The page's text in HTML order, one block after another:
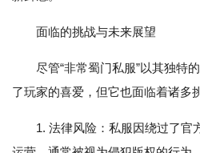
面临的挑战与未来展望
尽管“非常蜀门私服”以其独特
了玩家的喜爱，但它也面临着诸多
1. 法律风险：私服因绕过了官